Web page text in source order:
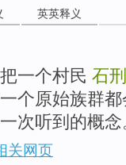
英英释义
一个村民 石刑
个原始族群
次听到的概念
关网页